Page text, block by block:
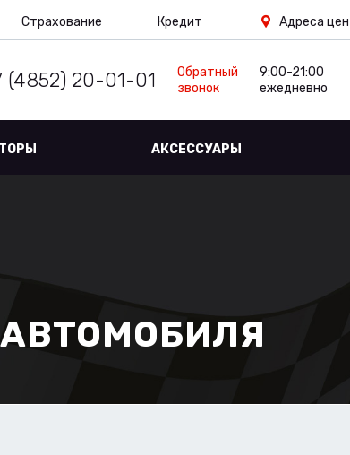
Страхование Кредит Адреса
(4852) 20-01-01
Обратный
звонок
9:00-21:00
ежедневно
АКСЕССУАРЫ